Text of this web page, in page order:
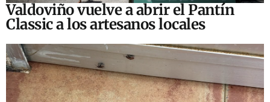
Valdoviño vuelve a abrir el Pantín
Classic a los artesanos locales